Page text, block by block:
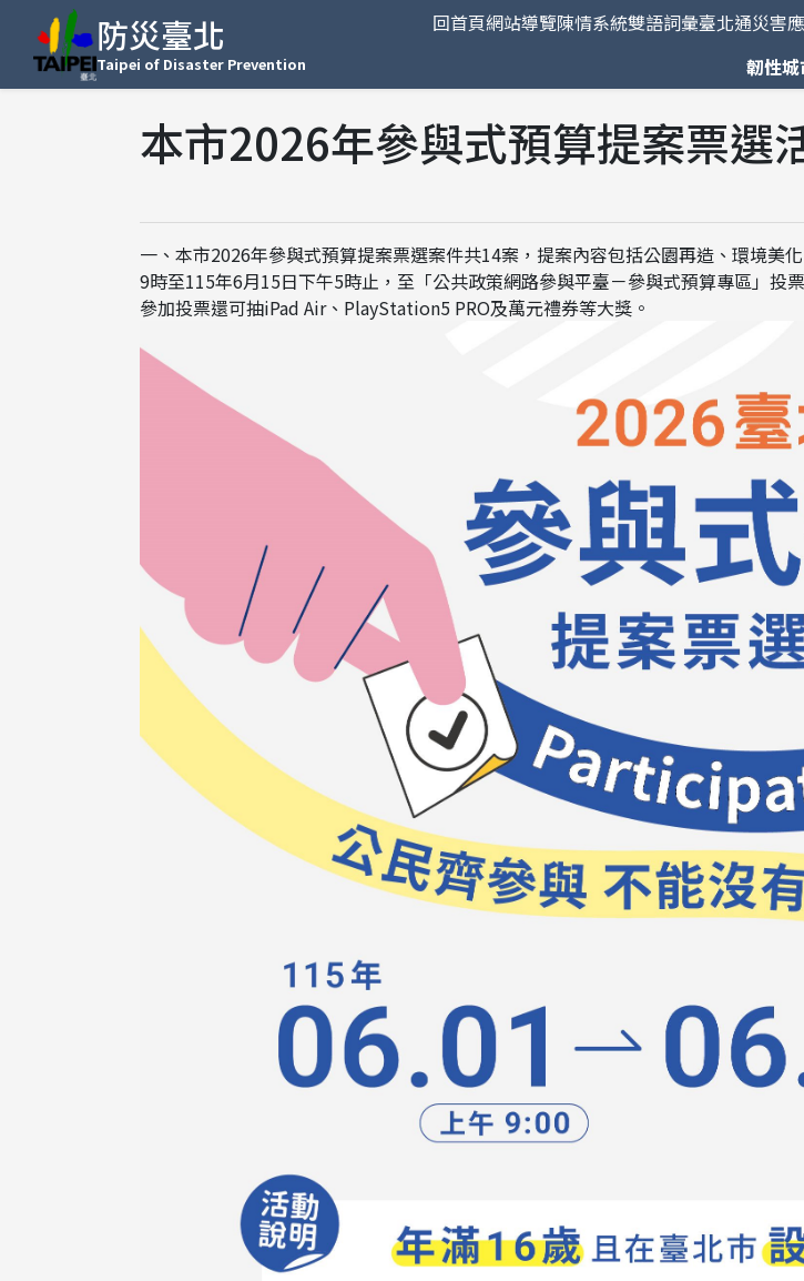
防災臺北
Taipei of Disaster Prevention
回首頁網站導覽陳情系統雙語詞彙臺北通災害
韌性
本市2026年參與式預算提案票選
一、本市2026年參與式預算提案票選案件共14案，提案內容包括公園再造、環境美
9時至115年6月15日下午5時止，至「公共政策網路參與平臺－參與式預算專區」投
參加投票還可抽iPad Air、PlayStation5 PRO及萬元禮券等大獎。